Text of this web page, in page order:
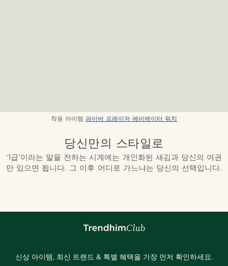
착용 아이템 파이버 프레이저 에비에이터 워치
당신만의 스타일로
‘1급’이라는 말을 전하는 시계에는 개인화된 새김과 당신의 여권
만 있으면 됩니다. 그 이후 어디로 가느냐는 당신의 선택입니다.
신상 아이템, 최신 트렌드 & 특별 혜택을 가장 먼저 확인하세요.